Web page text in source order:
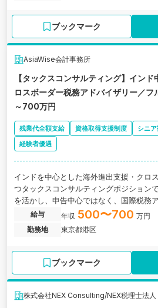
ブックマーク
AsiaWise会計事務所
【タックスコンサルティング】イン
ロスボーダー税務アドバイザリー／
～700万円
残業代全額支給 資格取得支援制度 シニ
経験者優遇
インドを中心とした海外進出支援・クロ
つタックスコンサルティングポジション
を活かし、申告中心ではなく、国際税務
ームの検討など上流の税務コンサルティ
す。フルリモート可・フルフレックス制
務分野で専門性を高めたい方に最適な環境
給与 年収 500〜700 万円
勤務地
東京都港区
ブックマーク
株式会社NEX Consulting/NEX税理士法人